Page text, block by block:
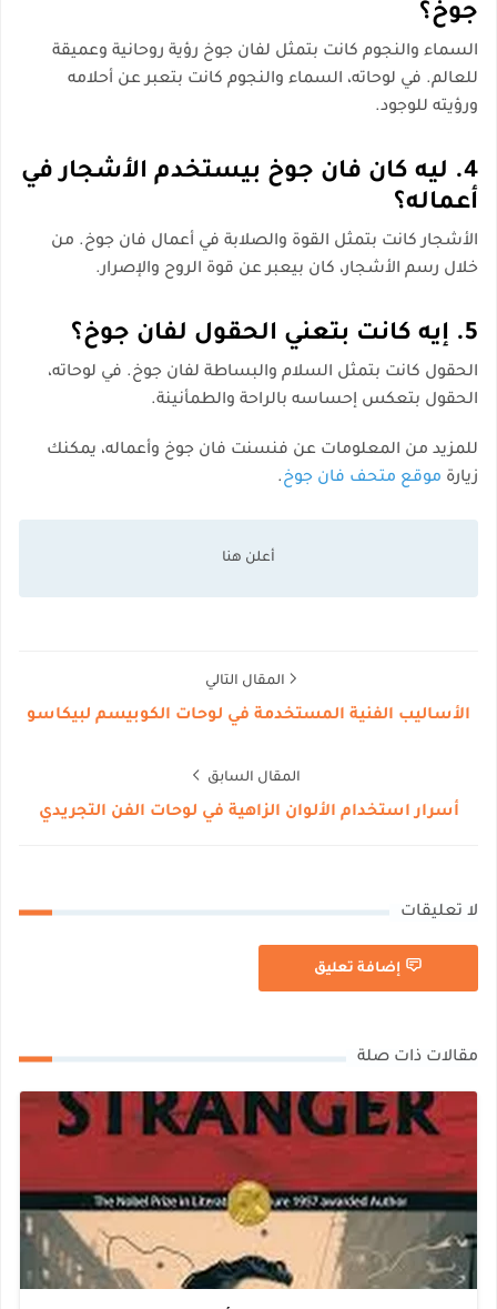
جوخ؟
السماء والنجوم كانت بتمثل لفان جوخ رؤية روحانية وعميقة
للعالم. في لوحاته، السماء والنجوم كانت بتعبر عن أحلامه
ورؤيته للوجود.
4. ليه كان فان جوخ بيستخدم الأشجار في
أعماله؟
الأشجار كانت بتمثل القوة والصلابة في أعمال فان جوخ. من
خلال رسم الأشجار، كان بيعبر عن قوة الروح والإصرار.
5. إيه كانت بتعني الحقول لفان جوخ؟
الحقول كانت بتمثل السلام والبساطة لفان جوخ. في لوحاته،
الحقول بتعكس إحساسه بالراحة والطمأنينة.
للمزيد من المعلومات عن فنسنت فان جوخ وأعماله، يمكنك
زيارة موقع متحف فان جوخ.
المقال التالي
الأساليب الفنية المستخدمة في لوحات الكوبيسم لبيكاسو
المقال السابق
أسرار استخدام الألوان الزاهية في لوحات الفن التجريدي
لا تعليقات
إضافة تعليق
مقالات ذات صلة